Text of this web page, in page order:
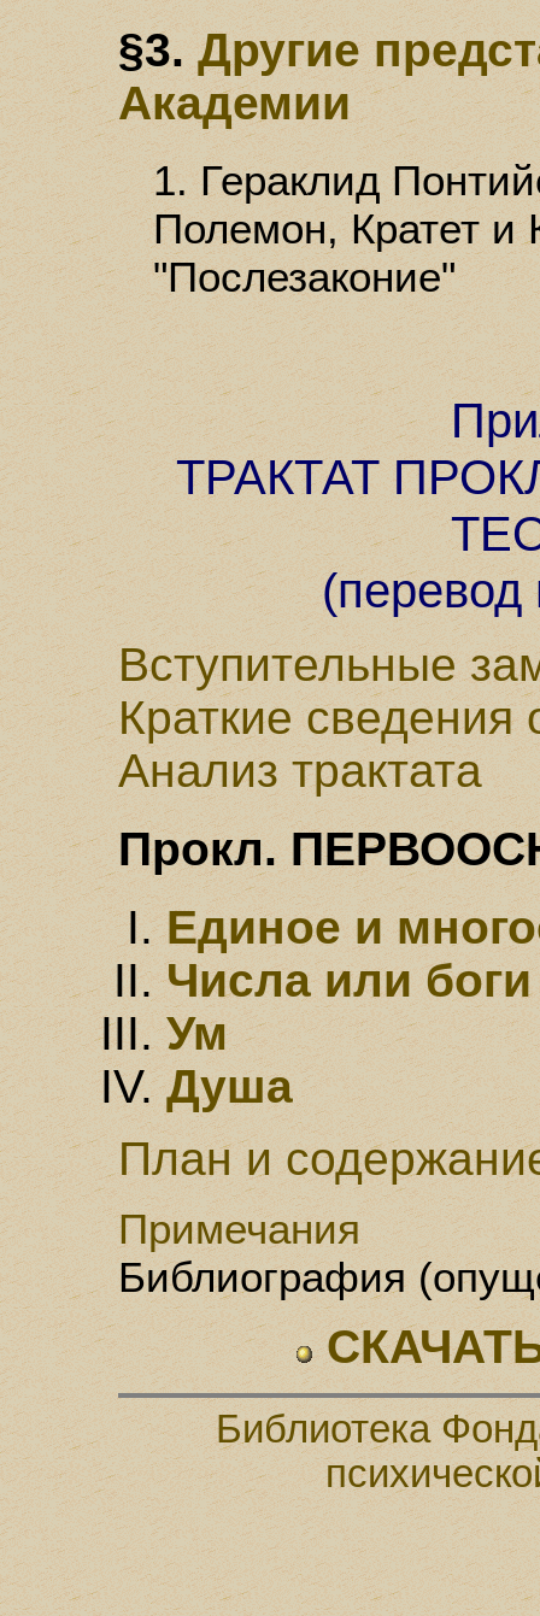
§3. Другие
Академии
1. Гераклид
Полемон, Кратет и
"Послезаконие"
ТРАКТАТ
Вступительные
Краткие сведения
Анализ трактата
Прокл.
Единое и
Числа или боги
Ум
Душа
План и
Примечания
Библиография
Библиотека